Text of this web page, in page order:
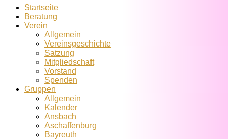
Startseite
Beratung
Verein
Allgemein
Vereins­geschichte
Satzung
Mitglied­schaft
Vorstand
Spenden
Gruppen
Allgemein
Kalender
Ansbach
Aschaffenburg
Bayreuth